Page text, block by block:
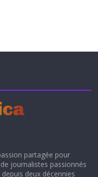
partagée pour
journalistes passionnés
deux décennies